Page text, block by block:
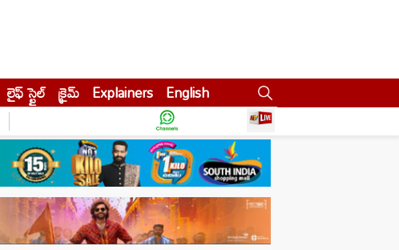
లైఫ్ స్టైల్ క్రైమ్ Explainers English